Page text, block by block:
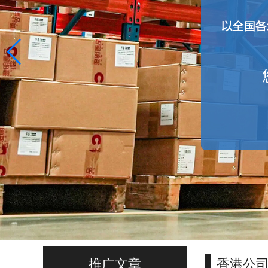
推广文章 香港公